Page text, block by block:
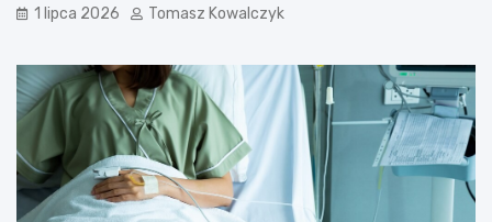
1 lipca 2026 Tomasz Kowalczyk